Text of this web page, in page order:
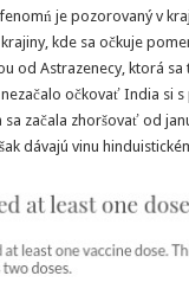
je pozorovaný v
kde sa očkuje
od Astrazenecy, ktorá
nezačalo očkovať India si
začala zhoršovať od
dávajú vinu